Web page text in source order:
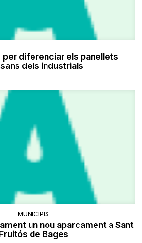
per diferenciar els panellets
dels industrials
MUNICIPIS
un nou aparcament a Sant
Fruitós de Bages